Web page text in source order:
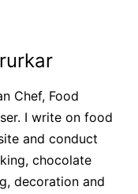
Chef, Food
I write on food
and conduct
chocolate
decoration and